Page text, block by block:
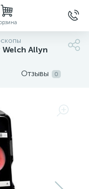
Welch Allyn
Отзывы 0